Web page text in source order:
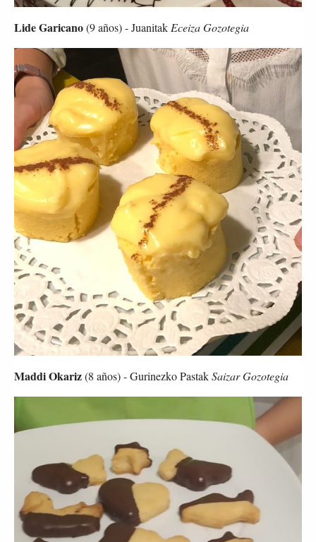
Lide Garicano (9 años) - Juanitak Eceiza Gozotegia
Maddi Okariz (8 años) - Gurinezko Pastak Saizar Gozotegia